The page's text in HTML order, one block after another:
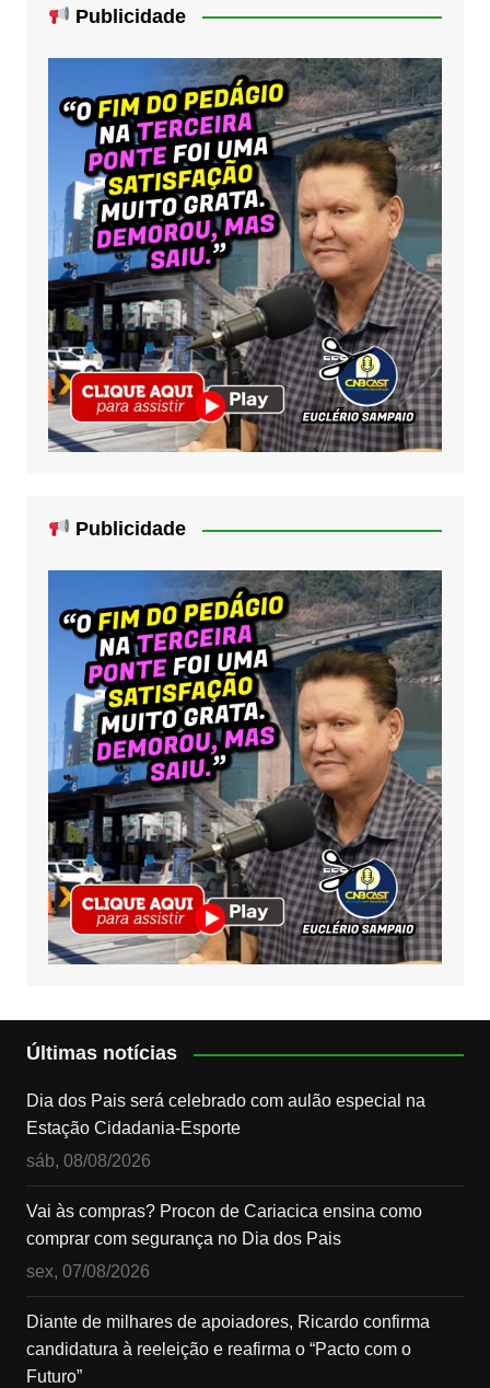
Publicidade
Publicidade
Últimas notícias
Dia dos Pais será celebrado com aulão especial na
Estação Cidadania-Esporte
sáb, 08/08/2026
Vai às compras? Procon de Cariacica ensina como
comprar com segurança no Dia dos Pais
sex, 07/08/2026
Diante de milhares de apoiadores, Ricardo confirma
candidatura à reeleição e reafirma o “Pacto com o
Futuro”